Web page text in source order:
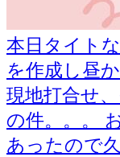
本日タイト
を作成し昼
現地打合せ
の件。。。
あったので